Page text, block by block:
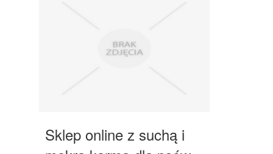
NIERUCHOMOŚCI, DZIAŁKI
KURSY JĘZYKOWE
Sklep online z suchą i